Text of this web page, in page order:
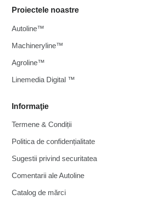
Informaţie
Termene & Condiții
Politica de confidențialitate
Sugestii privind securitatea
Comentarii ale Autoline
Catalog de mărcі
Proiectele noastre
Autoline™
Machineryline™
Agroline™
Linemedia Digital ™